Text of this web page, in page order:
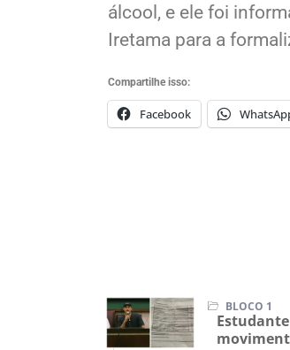
álcool, e ele foi
Iretama para a
Compartilhe isso:
Facebook
BLOCO 1